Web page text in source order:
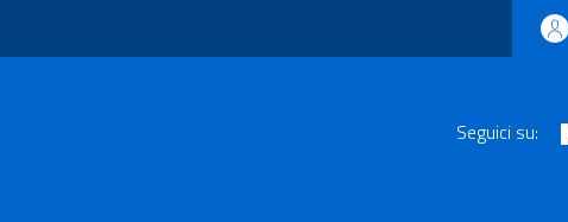
Seguici su: